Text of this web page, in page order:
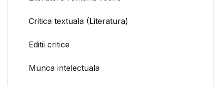
Critica textuala (Literatura)
Editii critice
Munca intelectuala